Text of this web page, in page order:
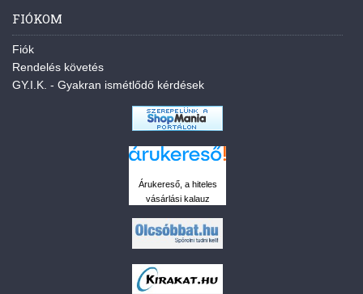
FIÓKOM
Fiók
Rendelés követés
GY.I.K. - Gyakran ismétlődő kérdések
Árukereső, a hiteles
vásárlási kalauz